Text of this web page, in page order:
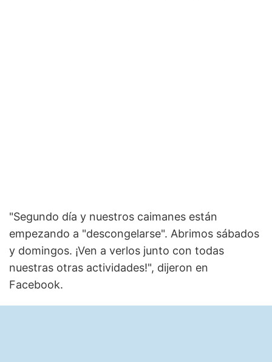
"Segundo día y nuestros caimanes están
empezando a "descongelarse". Abrimos sábados
y domingos. ¡Ven a verlos junto con todas
nuestras otras actividades!", dijeron en
Facebook.